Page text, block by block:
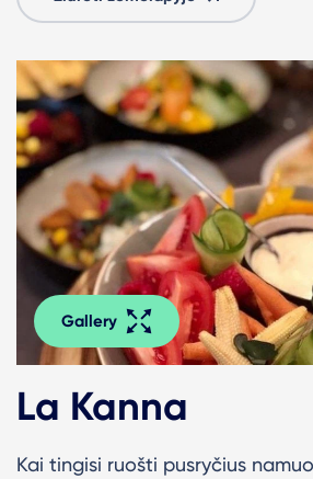
Gallery
La Kanna
Kai tingisi ruošti pusryčius